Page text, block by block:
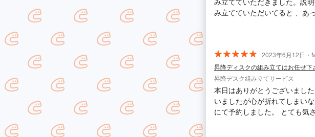
み立てていただいてると 、あ
た。 丁寧な組み立て、あり
2023年6月12日・
昇降ディスクの組み立てはお任せ下
昇降デスク組み立てサービス
本日はありがとうございまし
いましたが心が折れてしまい
にて予約しました。 とても気
きました！説明書がわかりづ